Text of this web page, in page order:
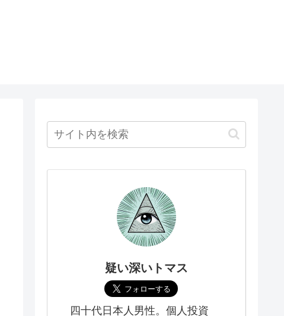
疑い深いトマス
四十代日本人男性。個人投資